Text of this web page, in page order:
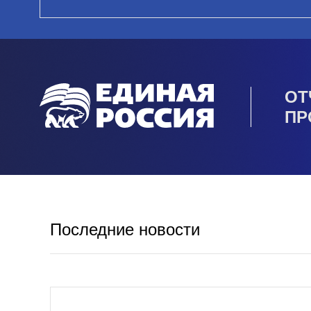
Последние новости